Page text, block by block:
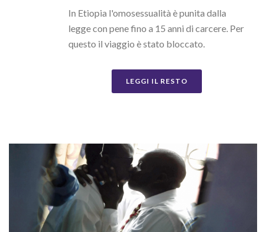
In Etiopia l'omosessualità è punita dalla
legge con pene fino a 15 anni di carcere. Per
questo il viaggio è stato bloccato.
LEGGI IL RESTO